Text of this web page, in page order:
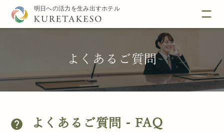
よくあるご質問
help よくあるご質問 - FAQ